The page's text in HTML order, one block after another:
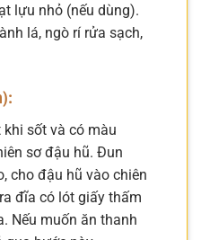
lựu nhỏ (nếu dùng).
lá, ngò rí rửa sạch,
sốt và có màu
sơ đậu hũ. Đun
cho đậu hũ vào chiên
đĩa có lót giấy thấm
Nếu muốn ăn thanh